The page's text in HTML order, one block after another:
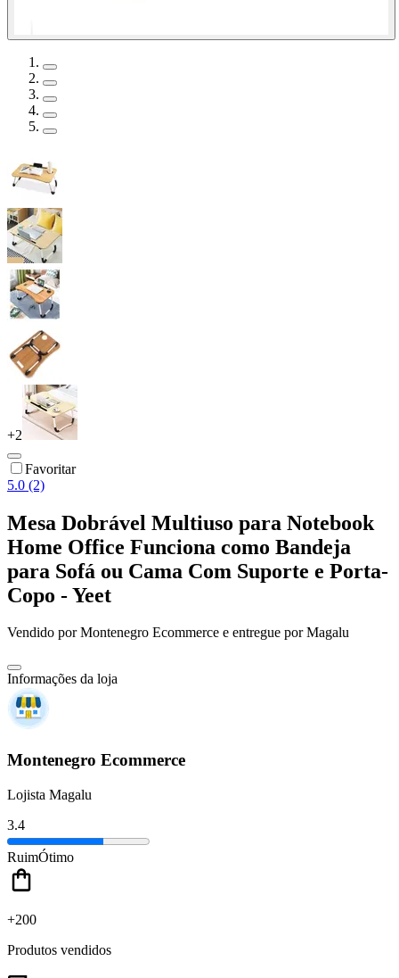
+2
Favoritar
5.0 (2)
Mesa Dobrável Multiuso para Notebook
Home Office Funciona como Bandeja
para Sofá ou Cama Com Suporte e Porta-
Copo - Yeet
Vendido porMontenegro Ecommerce e entregue por Magalu
Informações da loja
Montenegro Ecommerce
Lojista Magalu
3.4
RuimÓtimo
+200
Produtos vendidos